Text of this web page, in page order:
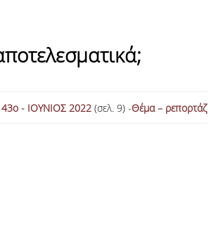
- ΙΟΥΝΙΟΣ 2022 (σελ. 9) -Θέμα – ρεπορτάζ